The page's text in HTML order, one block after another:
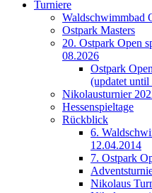
Turniere
Waldschwimmbad
Ostpark Masters
20. Ostpark Open
08.2026
Ostpark
(updatet
Nikolausturnier
Hessenspieltage
Rückblick
6.
12.04.2014
7. Ostpark
Nikolaus